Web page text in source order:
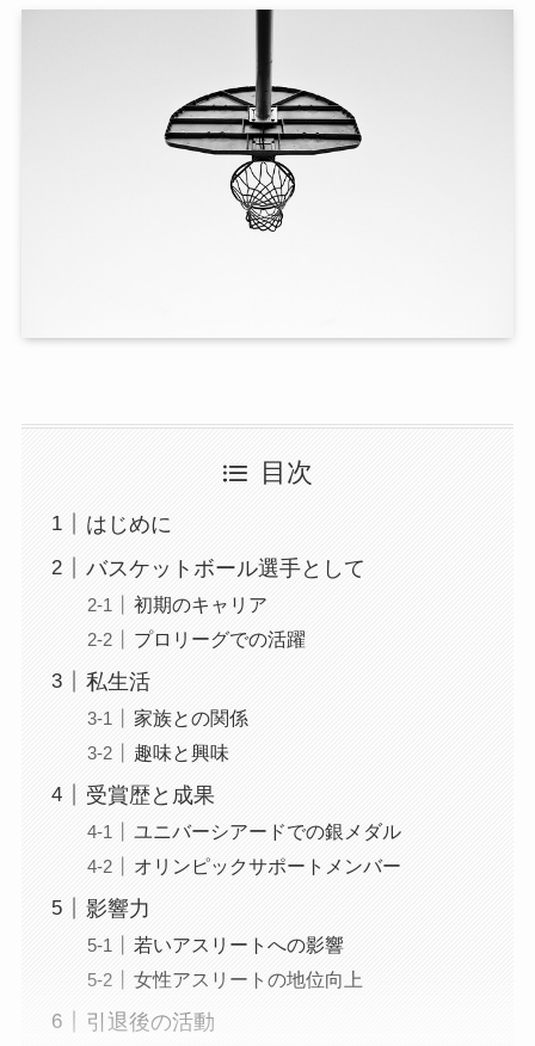
目次
はじめに
バスケットボール選手として
初期のキャリア
プロリーグでの活躍
私生活
家族との関係
趣味と興味
受賞歴と成果
ユニバーシアードでの銀メダル
オリンピックサポートメンバー
影響力
若いアスリートへの影響
女性アスリートの地位向上
引退後の活動